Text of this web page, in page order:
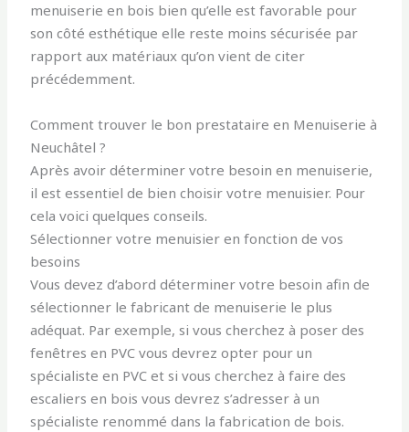
menuiserie en bois bien qu’elle est favorable pour
son côté esthétique elle reste moins sécurisée par
rapport aux matériaux qu’on vient de citer
précédemment.
Comment trouver le bon prestataire en Menuiserie à
Neuchâtel ?
Après avoir déterminer votre besoin en menuiserie,
il est essentiel de bien choisir votre menuisier. Pour
cela voici quelques conseils.
Sélectionner votre menuisier en fonction de vos
besoins
Vous devez d’abord déterminer votre besoin afin de
sélectionner le fabricant de menuiserie le plus
adéquat. Par exemple, si vous cherchez à poser des
fenêtres en PVC vous devrez opter pour un
spécialiste en PVC et si vous cherchez à faire des
escaliers en bois vous devrez s’adresser à un
spécialiste renommé dans la fabrication de bois.